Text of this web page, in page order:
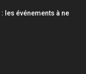
les événements à ne